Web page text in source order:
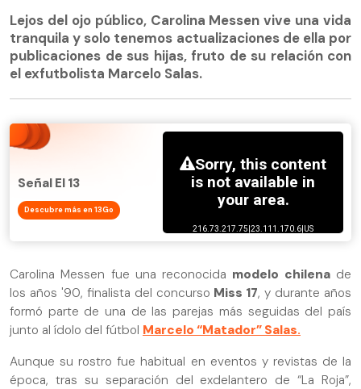
Lejos del ojo público, Carolina Messen vive una vida
tranquila y solo tenemos actualizaciones de ella por
publicaciones de sus hijas, fruto de su relación con
el exfutbolista Marcelo Salas.
Señal El 13
Descubre más en 13Go
Carolina Messen fue una reconocida modelo chilenade
los años '90, finalista del concurso Miss 17, y durante años
formó parte de una de las parejas más seguidas del país
junto al ídolo del fútbol Marcelo “Matador” Salas.
Aunque su rostro fue habitual en eventos y revistas de la
época, tras su separación del exdelantero de “La Roja”,